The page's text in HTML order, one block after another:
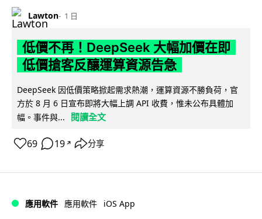
Lawton 1 日
低價不再！DeepSeek 大幅加價在即
低價搶客反釀運算資源告急
DeepSeek 因低價策略掀起需求熱潮，運算資源不勝負荷，官
方於 8 月 6 日宣布即將大幅上調 API 收費，惟未公布具體加
幅。事件與...
閱讀全文
69 19 ↗ 分享
應用軟件 應用軟件 iOS App